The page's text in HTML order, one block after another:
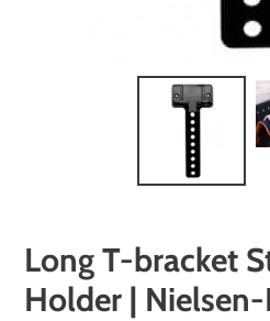
Long T-bracket
Holder |